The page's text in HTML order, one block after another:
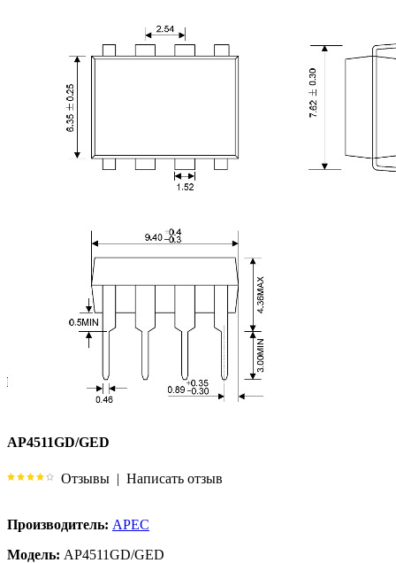
AP4511GD/GED
Отзывы | Написать отзыв
Производитель: APEC
Модель: AP4511GD/GED